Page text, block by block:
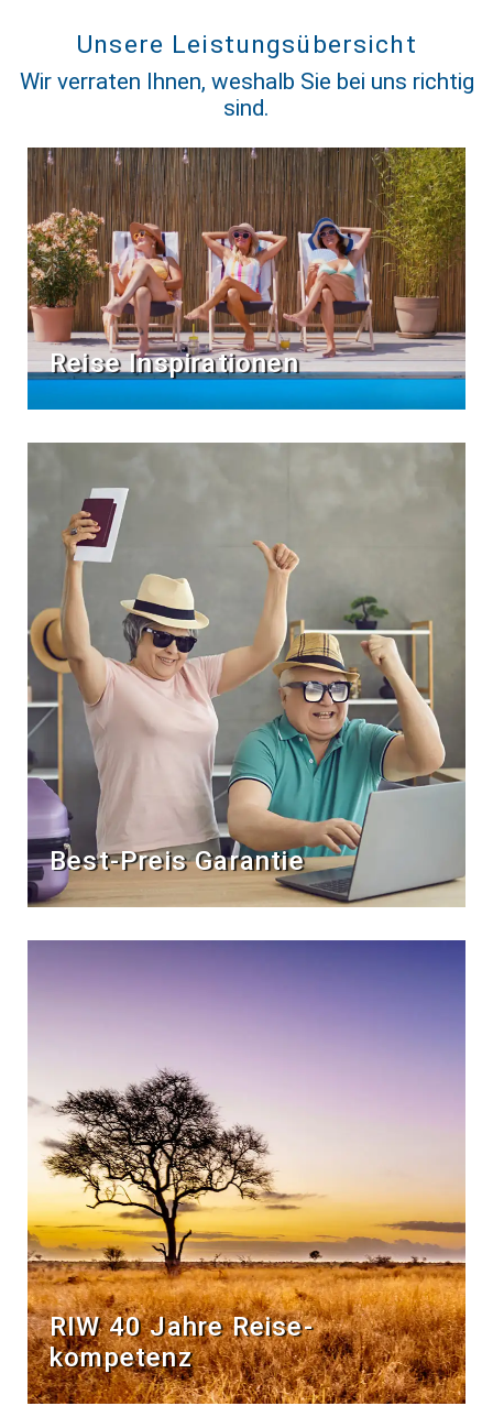
Unsere Leistungsübersicht
Wir verraten Ihnen, weshalb Sie bei uns richtig
sind.
Reise Inspirationen
Best-Preis Garantie
RIW 40 Jahre Reise­
kompetenz